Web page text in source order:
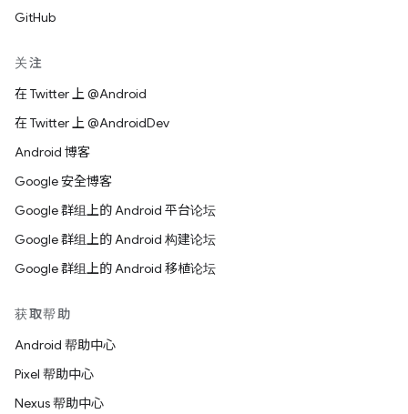
本作品按“原样”提供，且版权持有者不提供任何明示或暗示
用性或使用本软件或文档不会对任何第三方专利、版权、商
标或其他权利构成侵权的保证。
对于因使用本软件或文档造成的任何直接、间接、特殊或结
果性损害，版权持有者均不承担任何责任。
在未事先征得特定书面许可的情况下，不得在与本作品相关
作品包含的版权始终归版权持有者所有。
GitHub
关注
在 Twitter 上 @Android
在 Twitter 上 @AndroidDev
Android 博客
Google 安全博客
Google 群组上的 Android 平台论坛
Google 群组上的 Android 构建论坛
Google 群组上的 Android 移植论坛
获取帮助
Android 帮助中心
Pixel 帮助中心
Nexus 帮助中心